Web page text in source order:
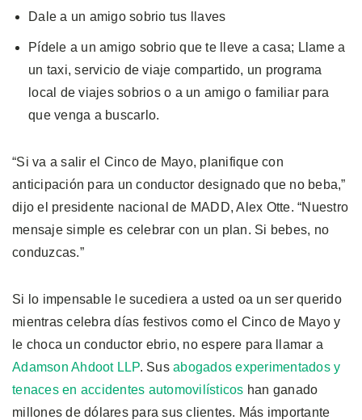
Dale a un amigo sobrio tus llaves
Pídele a un amigo sobrio que te lleve a casa; Llame a
un taxi, servicio de viaje compartido, un programa
local de viajes sobrios o a un amigo o familiar para
que venga a buscarlo.
“Si va a salir el Cinco de Mayo, planifique con
anticipación para un conductor designado que no beba,”
dijo el presidente nacional de MADD, Alex Otte. “Nuestro
mensaje simple es celebrar con un plan. Si bebes, no
conduzcas.”
Si lo impensable le sucediera a usted oa un ser querido
mientras celebra días festivos como el Cinco de Mayo y
le choca un conductor ebrio, no espere para llamar a
Adamson Ahdoot LLP. Sus abogados experimentados y
tenaces en accidentes automovilísticos han ganado
millones de dólares para sus clientes. Más importante